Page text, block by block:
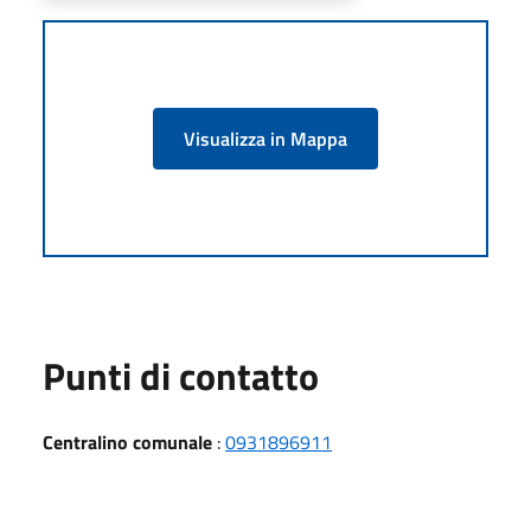
Visualizza in Mappa
Punti di contatto
Centralino comunale :0931896911